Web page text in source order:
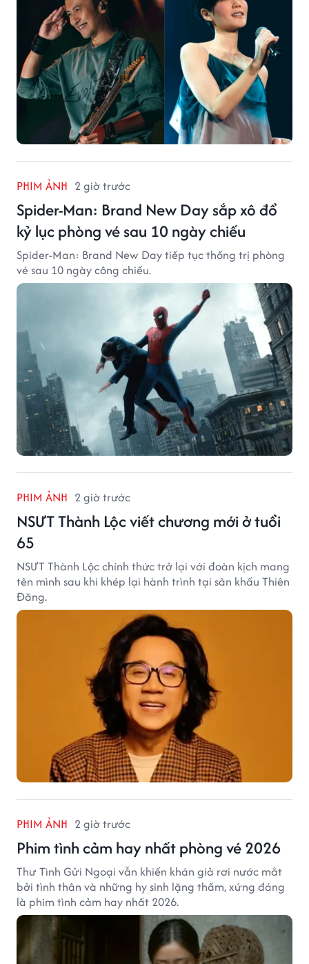
PHIM ẢNH 2 giờ trước
Spider-Man: Brand New Day sắp xô đổ
kỷ lục phòng vé sau 10 ngày chiếu
Spider-Man: Brand New Day tiếp tục thống trị phòng
vé sau 10 ngày công chiếu.
PHIM ẢNH 2 giờ trước
NSƯT Thành Lộc viết chương mới ở tuổi
65
NSƯT Thành Lộc chính thức trở lại với đoàn kịch mang
tên mình sau khi khép lại hành trình tại sân khấu Thiên
Đăng.
PHIM ẢNH 2 giờ trước
Phim tình cảm hay nhất phòng vé 2026
Thư Tình Gửi Ngoại vẫn khiến khán giả rơi nước mắt
bởi tình thân và những hy sinh lặng thầm, xứng đáng
là phim tình cảm hay nhất 2026.